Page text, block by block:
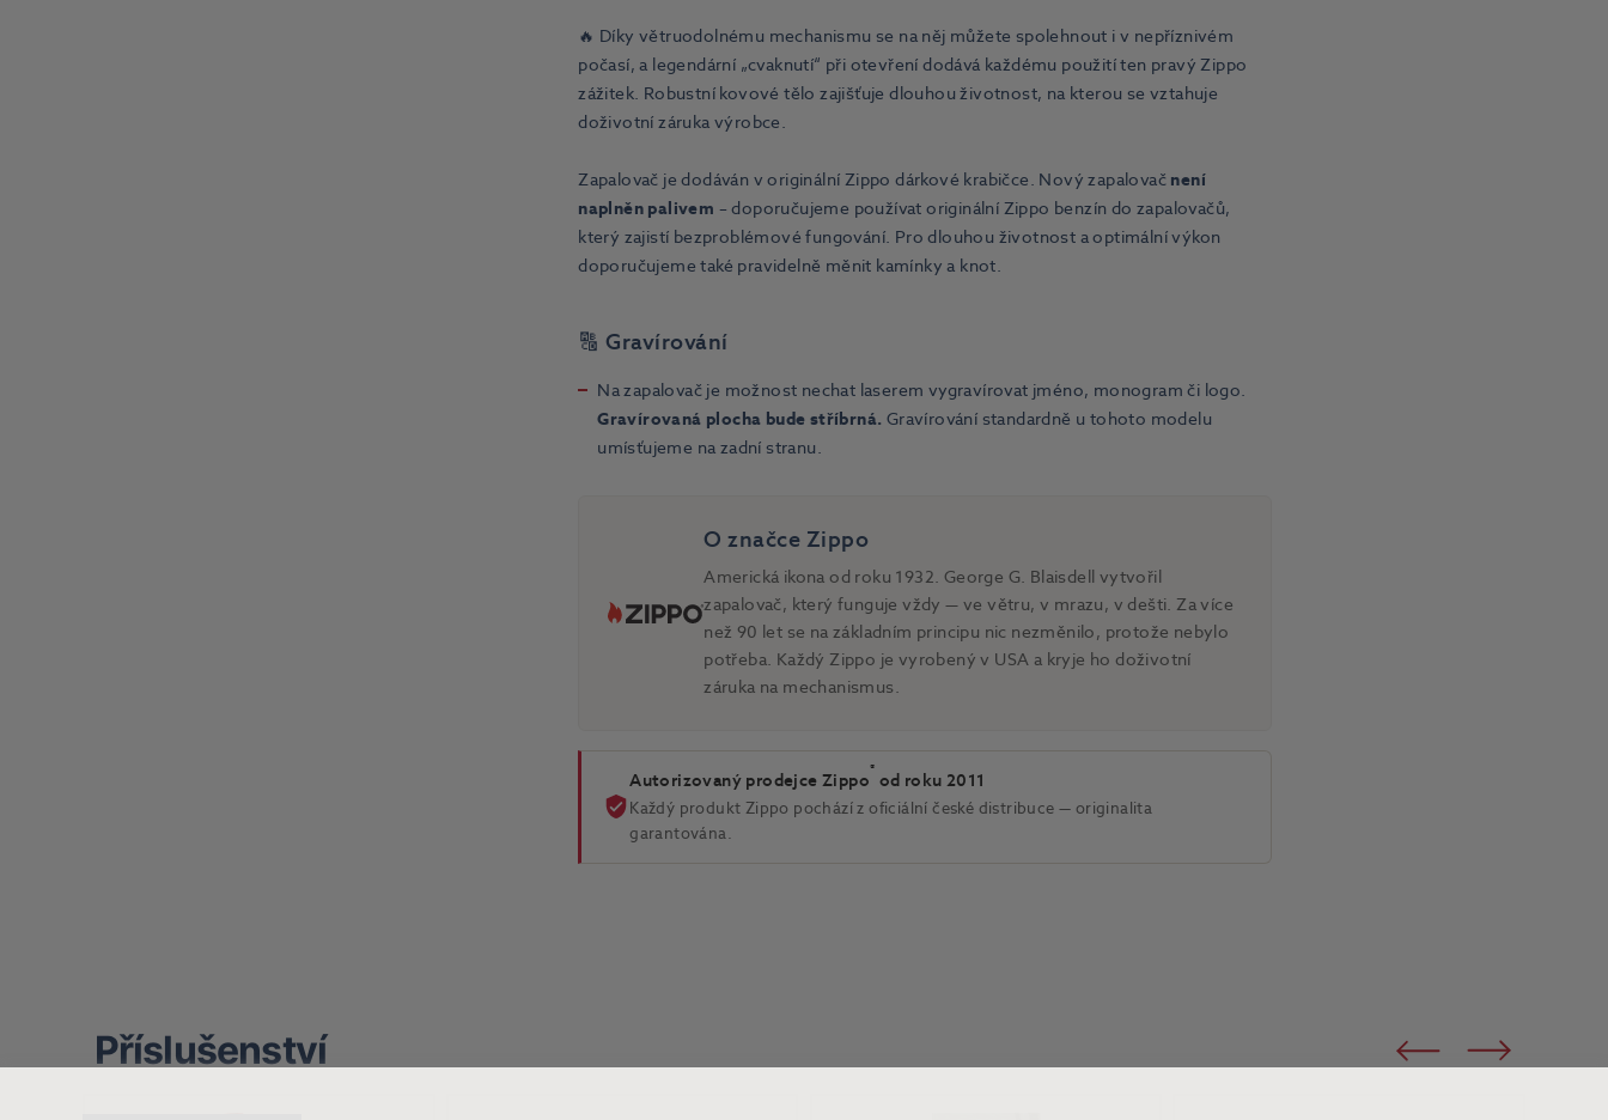
🔥 Díky větruodolnému mechanismu se na něj můžete spolehnout i v nepříznivém
počasí, a legendární „cvaknutí“ při otevření dodává každému použití ten pravý Zippo
zážitek. Robustní kovové tělo zajišťuje dlouhou životnost, na kterou se vztahuje
doživotní záruka výrobce.
Zapalovač je dodáván v originální Zippo dárkové krabičce. Nový zapalovač není
naplněn palivem – doporučujeme používat originální Zippo benzín do zapalovačů,
který zajistí bezproblémové fungování. Pro dlouhou životnost a optimální výkon
doporučujeme také pravidelně měnit kamínky a knot.
🔠 Gravírování
Na zapalovač je možnost nechat laserem vygravírovat jméno, monogram či logo.
Gravírovaná plocha bude stříbrná. Gravírování standardně u tohoto modelu
umísťujeme na zadní stranu.
O značce Zippo
Americká ikona od roku 1932. George G. Blaisdell vytvořil
zapalovač, který funguje vždy — ve větru, v mrazu, v dešti. Za více
než 90 let se na základním principu nic nezměnilo, protože nebylo
potřeba. Každý Zippo je vyrobený v USA a kryje ho doživotní
záruka na mechanismus.
Autorizovaný prodejce Zippo
®
od roku 2011
Každý produkt Zippo pochází z oficiální české distribuce — originalita
garantována.
Příslušenství Následující